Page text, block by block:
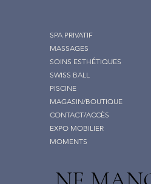
SPA PRIVATIF
MASSAGES
SOINS ESTHÉTIQUES
SWISS BALL
PISCINE
MAGASIN/BOUTIQUE
CONTACT/ACCÈS
EXPO MOBILIER
MOMENTS